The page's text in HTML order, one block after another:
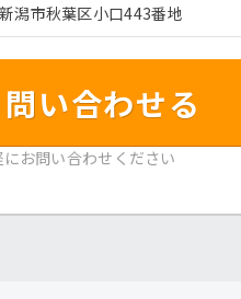
潟市秋葉区小口443番地
問い合わせる
お問い合わせください